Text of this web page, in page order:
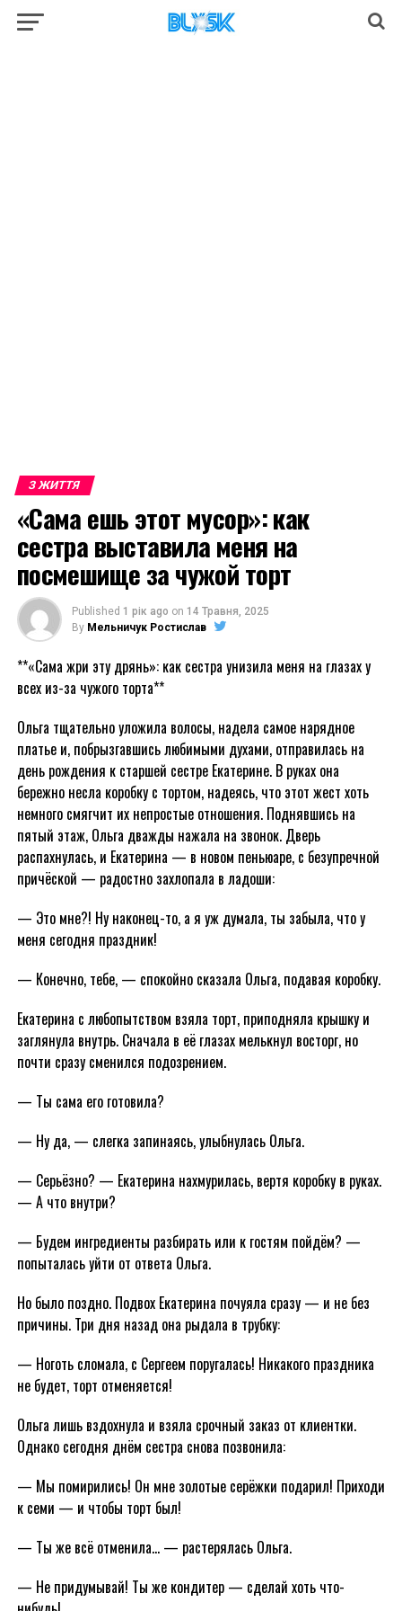
З ЖИТТЯ
«Сама ешь этот мусор»: как
сестра выставила меня на
посмешище за чужой торт
Published 1 рік ago on 14 Травня, 2025
By Мельничук Ростислав
**«Сама жри эту дрянь»: как сестра унизила меня на глазах у
всех из-за чужого торта**
Ольга тщательно уложила волосы, надела самое нарядное
платье и, побрызгавшись любимыми духами, отправилась на
день рождения к старшей сестре Екатерине. В руках она
бережно несла коробку с тортом, надеясь, что этот жест хоть
немного смягчит их непростые отношения. Поднявшись на
пятый этаж, Ольга дважды нажала на звонок. Дверь
распахнулась, и Екатерина — в новом пеньюаре, с безупречной
причёской — радостно захлопала в ладоши:
— Это мне?! Ну наконец-то, а я уж думала, ты забыла, что у
меня сегодня праздник!
— Конечно, тебе, — спокойно сказала Ольга, подавая коробку.
Екатерина с любопытством взяла торт, приподняла крышку и
заглянула внутрь. Сначала в её глазах мелькнул восторг, но
почти сразу сменился подозрением.
— Ты сама его готовила?
— Ну да, — слегка запинаясь, улыбнулась Ольга.
— Серьёзно? — Екатерина нахмурилась, вертя коробку в руках.
— А что внутри?
— Будем ингредиенты разбирать или к гостям пойдём? —
попыталась уйти от ответа Ольга.
Но было поздно. Подвох Екатерина почуяла сразу — и не без
причины. Три дня назад она рыдала в трубку:
— Ноготь сломала, с Сергеем поругалась! Никакого праздника
не будет, торт отменяется!
Ольга лишь вздохнула и взяла срочный заказ от клиентки.
Однако сегодня днём сестра снова позвонила:
— Мы помирились! Он мне золотые серёжки подарил! Приходи
к семи — и чтобы торт был!
— Ты же всё отменила… — растерялась Ольга.
— Не придумывай! Ты же кондитер — сделай хоть что-